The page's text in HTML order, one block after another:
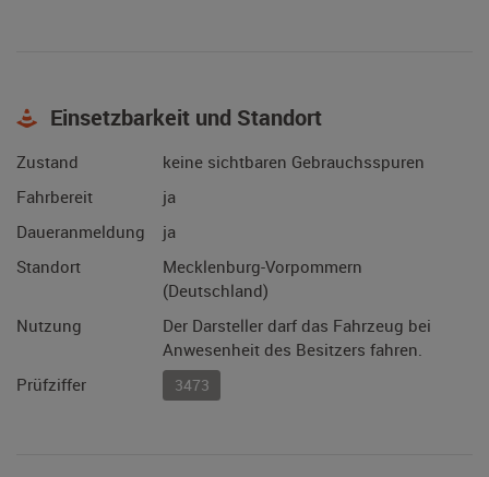
Einsetzbarkeit und Standort
Zustand
keine sichtbaren Gebrauchsspuren
Fahrbereit
ja
Daueranmeldung
ja
Standort
Mecklenburg-Vorpommern
(Deutschland)
Nutzung
Der Darsteller darf das Fahrzeug bei
Anwesenheit des Besitzers fahren.
Prüfziffer
3473